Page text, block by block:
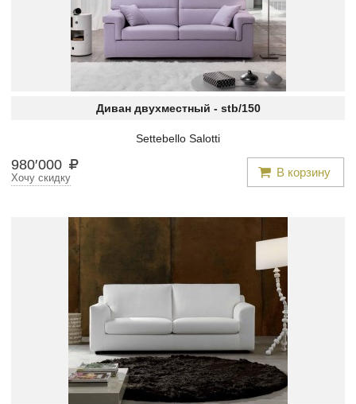
Диван двухместный - stb/150
Settebello Salotti
980′000 В корзину
Хочу скидку